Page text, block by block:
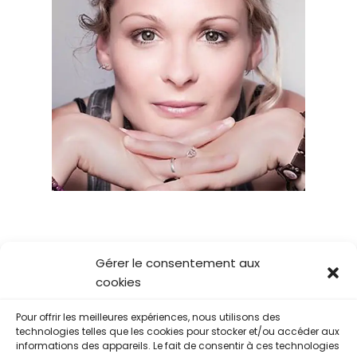
Gérer le consentement aux
cookies
Pour offrir les meilleures expériences, nous utilisons des
technologies telles que les cookies pour stocker et/ou accéder aux
informations des appareils. Le fait de consentir à ces technologies
Facebook
Instagram
X LinkedIn
YouTube
TikTok
Français
English
© 2026 Lili Road - Gheysens - Tous droits réservés